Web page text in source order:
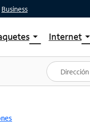
Business
arrow_drop_down
Ver paquetes
Spectrum One
Mejores ofertas
Internetarrow_drop_down
Planes